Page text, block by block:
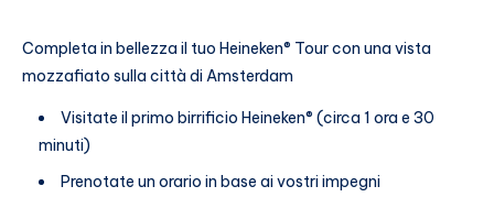
Completa in bellezza il tuo Heineken® Tour con una vista
mozzafiato sulla città di Amsterdam
Visitate il primo birrificio Heineken® (circa 1 ora e 30
minuti)
Prenotate un orario in base ai vostri impegni